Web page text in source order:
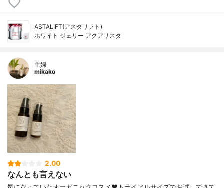
ASTALIFT(アスタリフト)
ホワイト ジェリー アクアリスタ
主婦
mikako
2.00
なんとも言えない